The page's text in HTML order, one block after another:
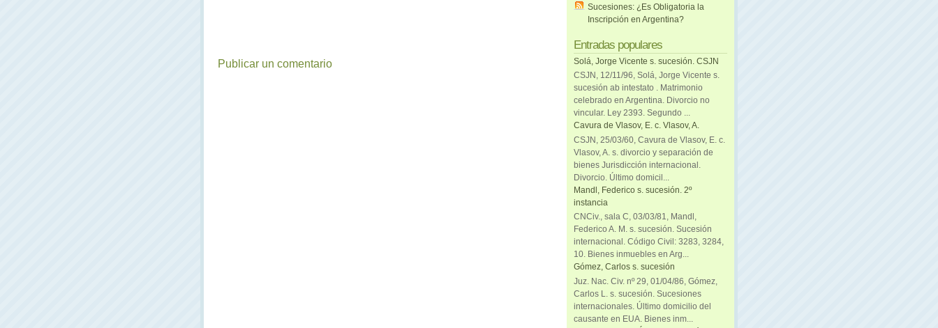
Publicar un comentario
Sucesiones: ¿Es Obligatoria la
Inscripción en Argentina?
Entradas populares
Solá, Jorge Vicente s. sucesión. CSJN
CSJN, 12/11/96, Solá, Jorge Vicente s.
sucesión ab intestato . Matrimonio
celebrado en Argentina. Divorcio no
vincular. Ley 2393. Segundo ...
Cavura de Vlasov, E. c. Vlasov, A.
CSJN, 25/03/60, Cavura de Vlasov, E. c.
Vlasov, A. s. divorcio y separación de
bienes Jurisdicción internacional.
Divorcio. Último domicil...
Mandl, Federico s. sucesión. 2º
instancia
CNCiv., sala C, 03/03/81, Mandl,
Federico A. M. s. sucesión. Sucesión
internacional. Código Civil: 3283, 3284,
10. Bienes inmuebles en Arg...
Gómez, Carlos s. sucesión
Juz. Nac. Civ. nº 29, 01/04/86, Gómez,
Carlos L. s. sucesión. Sucesiones
internacionales. Último domicilio del
causante en EUA. Bienes inm...